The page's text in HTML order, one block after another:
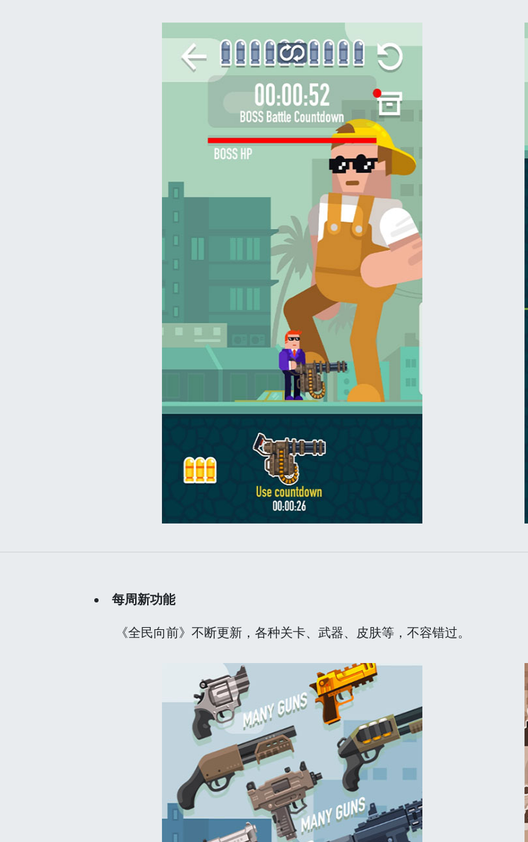
每周新功能
《全民向前》不断更新，各种关卡、武器、皮肤等，不容错过。